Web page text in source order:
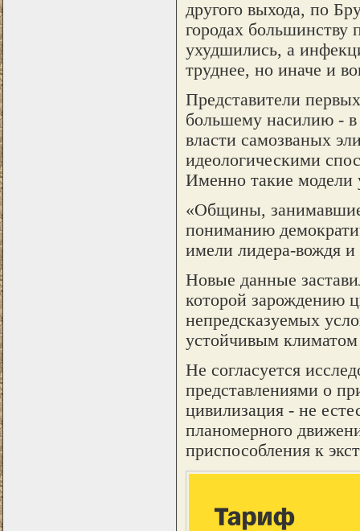
другого выхода, по
городах большинству
ухудшились, а
труднее, но иначе и
Представители
большему насилию - в
власти самозваных
идеологическими
Именно такие модели
«Общины,
пониманию
имели лидера-вождя
Новые данные
которой зарождению
непредсказуемых
устойчивым климатом
Не согласуется
представлениями о
цивилизация - не
планомерного
приспособления к